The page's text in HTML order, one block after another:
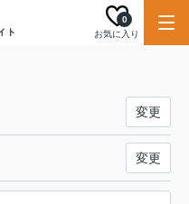
お気に入り
0
変更
変更